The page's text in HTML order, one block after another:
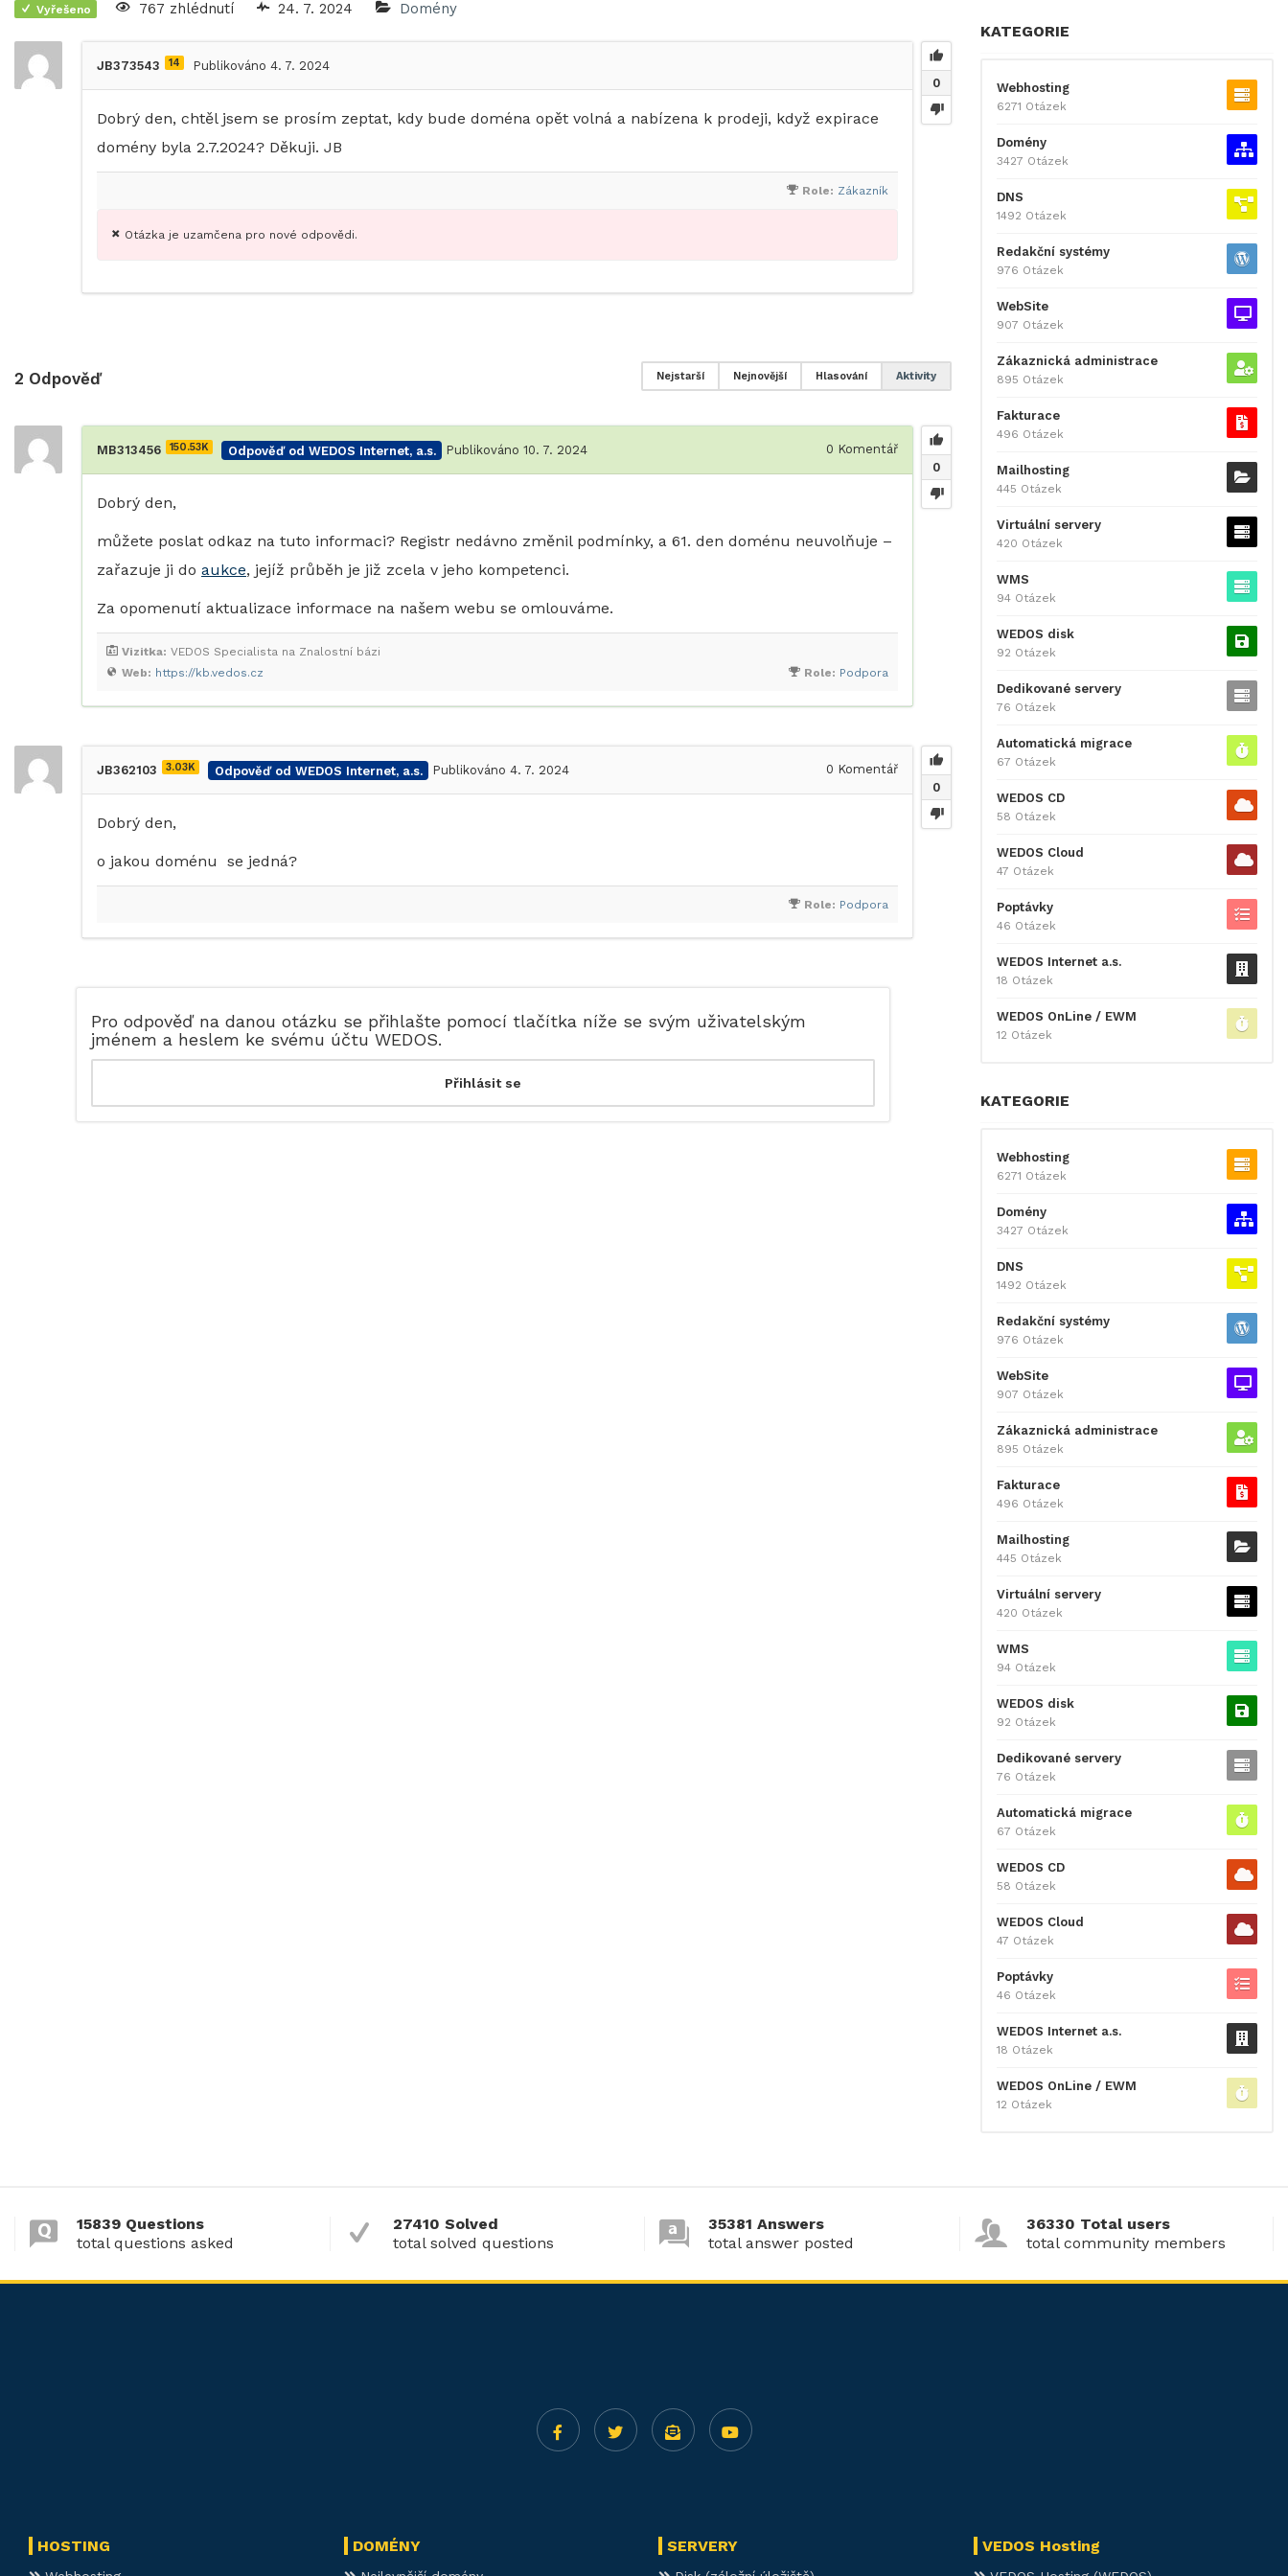
Vyřešeno 767 zhlédnutí 24. 7. 2024 Domény
0
JB373543 14 Publikováno 4. 7. 2024
Dobrý den, chtěl jsem se prosím zeptat, kdy bude doména opět volná a nabízena k prodeji, když expirace
domény byla 2.7.2024? Děkuji. JB
Role: Zákazník
Otázka je uzamčena pro nové odpovědi.
2 Odpověď Aktivity
Hlasování
Nejnovější
Nejstarší
0
MB313456 150.53K Odpověď od WEDOS Internet, a.s. Publikováno 10. 7. 2024 0 Komentář
Dobrý den,
můžete poslat odkaz na tuto informaci? Registr nedávno změnil podmínky, a 61. den doménu neuvolňuje –
zařazuje ji do aukce, jejíž průběh je již zcela v jeho kompetenci.
Za opomenutí aktualizace informace na našem webu se omlouváme.
Role: Podpora
Web: https://kb.vedos.cz
Vizitka: VEDOS Specialista na Znalostní bázi
0
JB362103 3.03K Odpověď od WEDOS Internet, a.s. Publikováno 4. 7. 2024 0 Komentář
Dobrý den,
o jakou doménu se jedná?
Role: Podpora
Pro odpověď na danou otázku se přihlašte pomocí tlačítka níže se svým uživatelským
jménem a heslem ke svému účtu WEDOS.
KATEGORIE
Webhosting
6271 Otázek
Domény
3427 Otázek
DNS
1492 Otázek
Redakční systémy
976 Otázek
WebSite
907 Otázek
Zákaznická administrace
895 Otázek
Fakturace
496 Otázek
Mailhosting
445 Otázek
Virtuální servery
420 Otázek
WMS
94 Otázek
WEDOS disk
92 Otázek
Dedikované servery
76 Otázek
Automatická migrace
67 Otázek
WEDOS CD
58 Otázek
WEDOS Cloud
47 Otázek
Poptávky
46 Otázek
WEDOS Internet a.s.
18 Otázek
WEDOS OnLine / EWM
12 Otázek
KATEGORIE
Webhosting
6271 Otázek
Domény
3427 Otázek
DNS
1492 Otázek
Redakční systémy
976 Otázek
WebSite
907 Otázek
Zákaznická administrace
895 Otázek
Fakturace
496 Otázek
Mailhosting
445 Otázek
Virtuální servery
420 Otázek
WMS
94 Otázek
WEDOS disk
92 Otázek
Dedikované servery
76 Otázek
Automatická migrace
67 Otázek
WEDOS CD
58 Otázek
WEDOS Cloud
47 Otázek
Poptávky
46 Otázek
WEDOS Internet a.s.
18 Otázek
WEDOS OnLine / EWM
12 Otázek
15839 Questions
total questions asked
27410 Solved
total solved questions
35381 Answers
total answer posted
36330 Total users
total community members
HOSTING DOMÉNY SERVERY VEDOS Hosting